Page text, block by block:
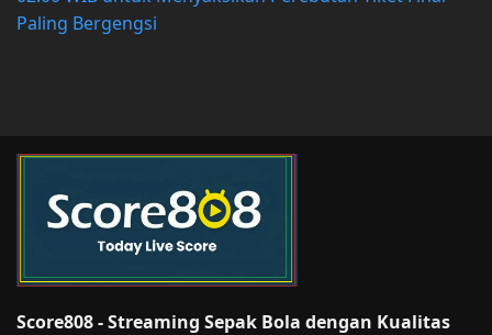
Paling Bergengsi
Score808 - Streaming Sepak Bola dengan Kualitas